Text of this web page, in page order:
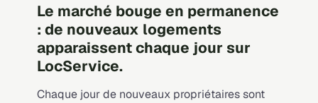
Le marché bouge en permanence
: de nouveaux logements
apparaissent chaque jour sur
LocService.
Chaque jour de nouveaux propriétaires sont